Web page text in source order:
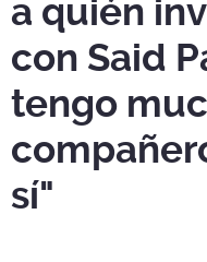
a quién
con Said
tengo
sí"